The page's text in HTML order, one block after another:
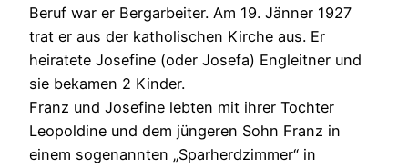
Beruf war er Bergarbeiter. Am 19. Jänner 1927
trat er aus der katholischen Kirche aus. Er
heiratete Josefine (oder Josefa) Engleitner und
sie bekamen 2 Kinder.
Franz und Josefine lebten mit ihrer Tochter
Leopoldine und dem jüngeren Sohn Franz in
einem sogenannten „Sparherdzimmer“ in